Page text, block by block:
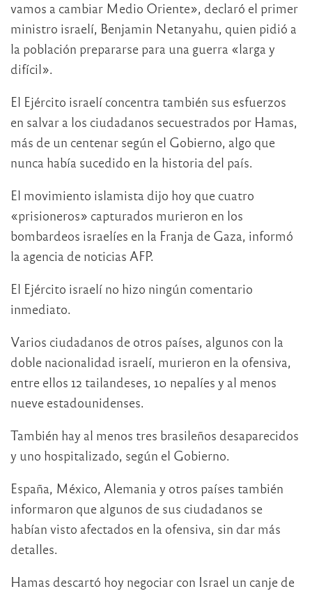
vamos a cambiar Medio Oriente», declaró el primer
ministro israelí, Benjamin Netanyahu, quien pidió a
la población prepararse para una guerra «larga y
difícil».
El Ejército israelí concentra también sus esfuerzos
en salvar a los ciudadanos secuestrados por Hamas,
más de un centenar según el Gobierno, algo que
nunca había sucedido en la historia del país.
El movimiento islamista dijo hoy que cuatro
«prisioneros» capturados murieron en los
bombardeos israelíes en la Franja de Gaza, informó
la agencia de noticias AFP.
El Ejército israelí no hizo ningún comentario
inmediato.
Varios ciudadanos de otros países, algunos con la
doble nacionalidad israelí, murieron en la ofensiva,
entre ellos 12 tailandeses, 10 nepalíes y al menos
nueve estadounidenses.
También hay al menos tres brasileños desaparecidos
y uno hospitalizado, según el Gobierno.
España, México, Alemania y otros países también
informaron que algunos de sus ciudadanos se
habían visto afectados en la ofensiva, sin dar más
detalles.
Hamas descartó hoy negociar con Israel un canje de